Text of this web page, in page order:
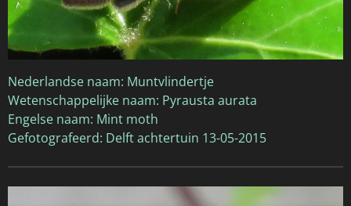
Nederlandse naam: Muntvlindertje
Wetenschappelijke naam: Pyrausta aurata
Engelse naam: Mint moth
Gefotografeerd: Delft achtertuin 13-05-2015